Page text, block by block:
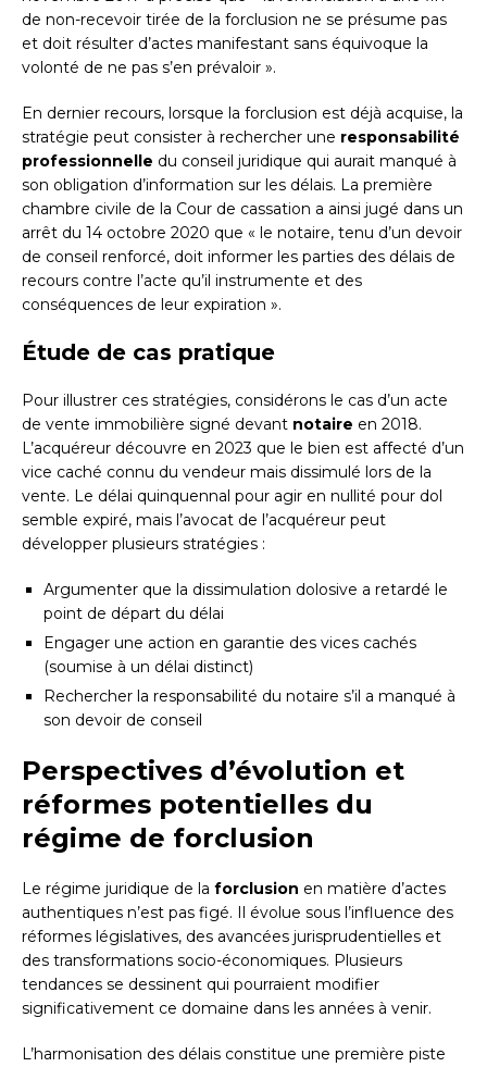
de non-recevoir tirée de la forclusion ne se présume pas
et doit résulter d’actes manifestant sans équivoque la
volonté de ne pas s’en prévaloir ».
En dernier recours, lorsque la forclusion est déjà acquise, la
stratégie peut consister à rechercher une responsabilité
professionnelle du conseil juridique qui aurait manqué à
son obligation d’information sur les délais. La première
chambre civile de la Cour de cassation a ainsi jugé dans un
arrêt du 14 octobre 2020 que « le notaire, tenu d’un devoir
de conseil renforcé, doit informer les parties des délais de
recours contre l’acte qu’il instrumente et des
conséquences de leur expiration ».
Étude de cas pratique
Pour illustrer ces stratégies, considérons le cas d’un acte
de vente immobilière signé devant notaire en 2018.
L’acquéreur découvre en 2023 que le bien est affecté d’un
vice caché connu du vendeur mais dissimulé lors de la
vente. Le délai quinquennal pour agir en nullité pour dol
semble expiré, mais l’avocat de l’acquéreur peut
développer plusieurs stratégies :
Argumenter que la dissimulation dolosive a retardé le
point de départ du délai
Engager une action en garantie des vices cachés
(soumise à un délai distinct)
Rechercher la responsabilité du notaire s’il a manqué à
son devoir de conseil
Perspectives d’évolution et
réformes potentielles du
régime de forclusion
Le régime juridique de la forclusion en matière d’actes
authentiques n’est pas figé. Il évolue sous l’influence des
réformes législatives, des avancées jurisprudentielles et
des transformations socio-économiques. Plusieurs
tendances se dessinent qui pourraient modifier
significativement ce domaine dans les années à venir.
L’harmonisation des délais constitue une première piste